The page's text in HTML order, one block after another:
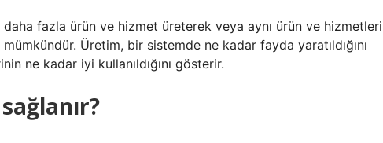
fazla ürün ve hizmet üreterek veya aynı ürün ve hizmetleri
Üretim, bir sistemde ne kadar fayda yaratıldığını
ne kadar iyi kullanıldığını gösterir.